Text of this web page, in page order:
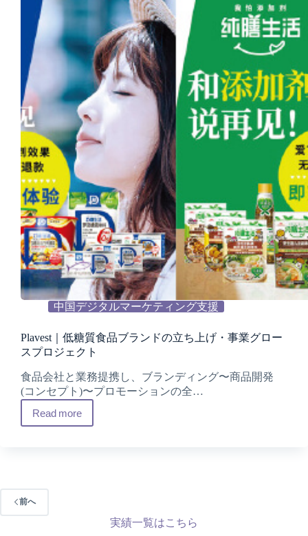
中国デジタルマーケティング支援
Plavest｜低糖質食品ブランドの立ち上げ・事業グロー
スプロジェクト
食品会社と業務提携し、ブランディング〜商品開発
(コンセプト)〜プロモーションの全…
Read more
Plavest
前へ
実績一覧はこちら